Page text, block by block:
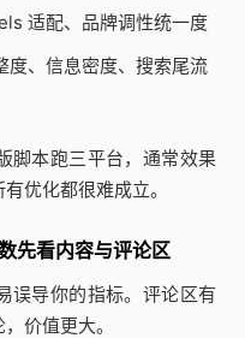
适配、品牌调性统一度
、信息密度、搜索尾流
脚本跑三平台，通常效果
优化都很难成立。
先看内容与评论区
误导你的指标。评论区有
价值更大。